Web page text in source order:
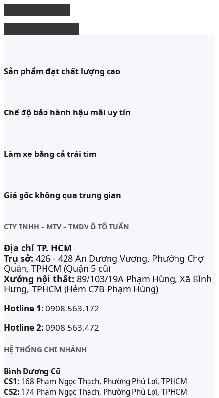
Sản phẩm đạt chất lượng cao
Chế độ bảo hành hậu mãi uy tín
Làm xe bằng cả trái tim
Giá gốc không qua trung gian
CTY TNHH – MTV – TMDV Ô TÔ TUẤN
Địa chỉ TP. HCM
Trụ sở: 426 - 428 An Dương Vương, Phường Chợ
Quán, TPHCM (Quận 5 cũ)
Xưởng nội thất: 89/103/19A Phạm Hùng, Xã Bình
Hưng, TPHCM (Hẻm C7B Phạm Hùng)
Hotline 1: 0908.563.172
Hotline 2: 0908.563.472
HỆ THỐNG CHI NHÁNH
Bình Dương Cũ
CS1: 168 Phạm Ngọc Thạch, Phường Phú Lợi, TPHCM
CS2: 174 Phạm Ngọc Thạch, Phường Phú Lợi, TPHCM